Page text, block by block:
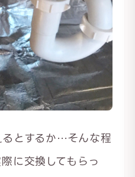
るとするか…そんな程
に交換してもらっ